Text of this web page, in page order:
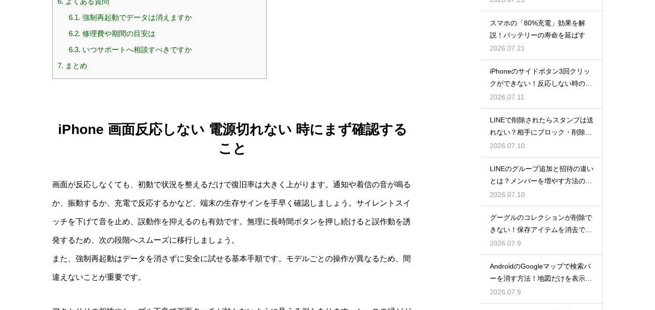
6.1. 強制再起動でデータは消えますか
6.2. 修理費や期間の目安は
6.3. いつサポートへ相談すべきですか
7. まとめ
iPhone 画面反応しない 電源切れない 時にまず確認する
こと
画面が反応しなくても、初動で状況を整えるだけで復旧率は大きく上がります。通知や着信の音が鳴る
か、振動するか、充電で反応するかなど、端末の生存サインを手早く確認しましょう。サイレントスイ
ッチを下げて音を止め、誤動作を抑えるのも有効です。無理に長時間ボタンを押し続けると誤作動を誘
発するため、次の段階へスムーズに移行しましょう。
また、強制再起動はデータを消さずに安全に試せる基本手順です。モデルごとの操作が異なるため、間
違えないことが重要です。
スマホの「80%充電」効果を解
説！バッテリーの寿命を延ばす
2026.07.21
iPhoneのサイドボタン3回クリッ
クができない！反応しない時の原
因と対処法
2026.07.11
LINEで削除されたらスタンプは送
れない？相手にブロック・削除さ
れた時のメッセージ送信の挙動
2026.07.10
LINEのグループ追加と招待の違い
とは？メンバーを増やす方法の違
いと正しい使い分け
2026.07.10
グーグルのコレクションが削除で
きない！保存アイテムを消去でき
ない原因と対処法
2026.07.9
AndroidのGoogleマップで検索バ
ーを消す方法！地図だけを表示す
る全画面モード活用術
2026.07.9